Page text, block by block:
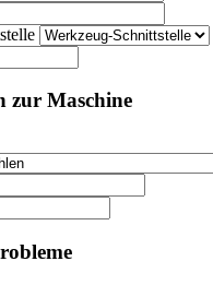
zur Maschine